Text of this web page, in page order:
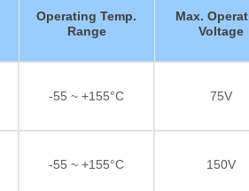
Operating Temp.
Range
Max.
Voltage
-55 ~ +155°C 75V
-55 ~ +155°C 150V